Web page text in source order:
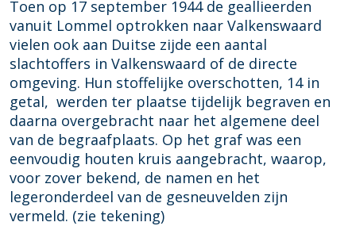
Toen op 17 september 1944 de geallieerden
vanuit Lommel optrokken naar Valkenswaard
vielen ook aan Duitse zijde een aantal
slachtoffers in Valkenswaard of de directe
omgeving. Hun stoffelijke overschotten, 14 in
getal, werden ter plaatse tijdelijk begraven en
daarna overgebracht naar het algemene deel
van de begraafplaats. Op het graf was een
eenvoudig houten kruis aangebracht, waarop,
voor zover bekend, de namen en het
legeronderdeel van de gesneuvelden zijn
vermeld. (zie tekening)